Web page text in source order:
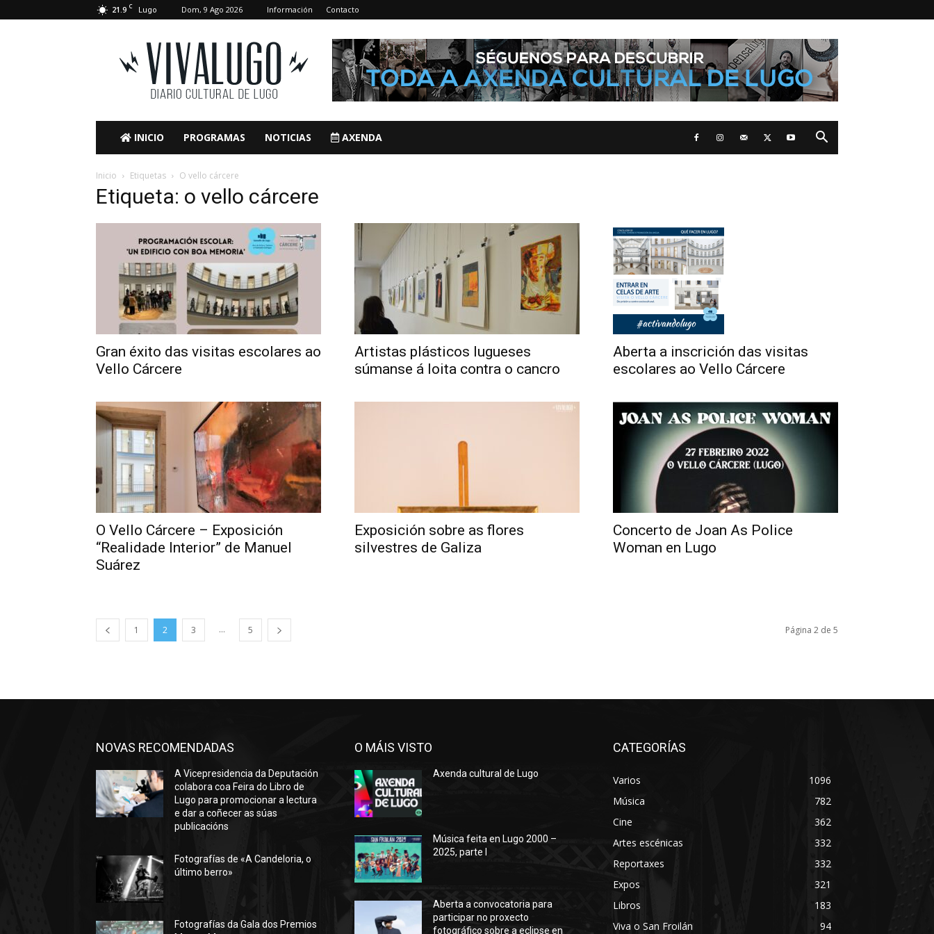
21.9 C Lugo Dom, 9 Ago 2026 Información Contacto
VivaLugo
INICIO PROGRAMAS NOTICIAS AXENDA
Inicio Etiquetas O vello cárcere
Etiqueta: o vello cárcere
Gran éxito das visitas escolares ao
Vello Cárcere
Artistas plásticos lugueses
súmanse á loita contra o cancro
Aberta a inscrición das visitas
escolares ao Vello Cárcere
O Vello Cárcere – Exposición
“Realidade Interior” de Manuel
Suárez
Exposición sobre as flores
silvestres de Galiza
Concerto de Joan As Police
Woman en Lugo
1 2 3 ... 5 Página 2 de 5
NOVAS RECOMENDADAS
A Vicepresidencia da Deputación
colabora coa Feira do Libro de
Lugo para promocionar a lectura
e dar a coñecer as súas
publicacións
Fotografías de «A Candeloria, o
último berro»
Fotografías da Gala dos Premios
O MÁIS VISTO
Axenda cultural de Lugo
Música feita en Lugo 2000 –
2025, parte I
Aberta a convocatoria para
participar no proxecto
fotográfico sobre a eclipse en
CATEGORÍAS
Varios
1096
Música
782
Cine
362
Artes escénicas
332
Reportaxes
332
Expos
321
Libros
183
Viva o San Froilán
94